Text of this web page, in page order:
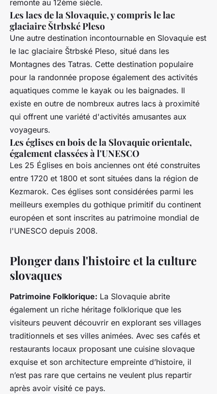
remonte au 12ème siècle.
Les lacs de la Slovaquie, y compris le lac
glaciaire Štrbské Pleso
Une autre destination incontournable en Slovaquie est
le lac glaciaire Štrbské Pleso, situé dans les
Montagnes des Tatras. Cette destination populaire
pour la randonnée propose également des activités
aquatiques comme le kayak ou les baignades. Il
existe en outre de nombreux autres lacs à proximité
qui offrent une variété d'activités amusantes aux
voyageurs.
Les églises en bois de la Slovaquie orientale,
également classées à l'UNESCO
Les 25 Églises en bois anciennes ont été construites
entre 1720 et 1800 et sont situées dans la région de
Kezmarok. Ces églises sont considérées parmi les
meilleurs exemples du gothique primitif du continent
européen et sont inscrites au patrimoine mondial de
l'UNESCO depuis 2008.
Plonger dans l'histoire et la culture
slovaques
Patrimoine Folklorique: La Slovaquie abrite
également un riche héritage folklorique que les
visiteurs peuvent découvrir en explorant ses villages
traditionnels et ses villes animées. Avec ses cafés et
restaurants locaux proposant une cuisine slovaque
exquise et son architecture empreinte d’histoire, il
n’est pas rare que certains ne veulent plus repartir
après avoir visité ce pays.